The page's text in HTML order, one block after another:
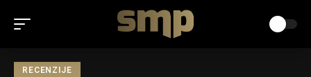
RECENZIJE